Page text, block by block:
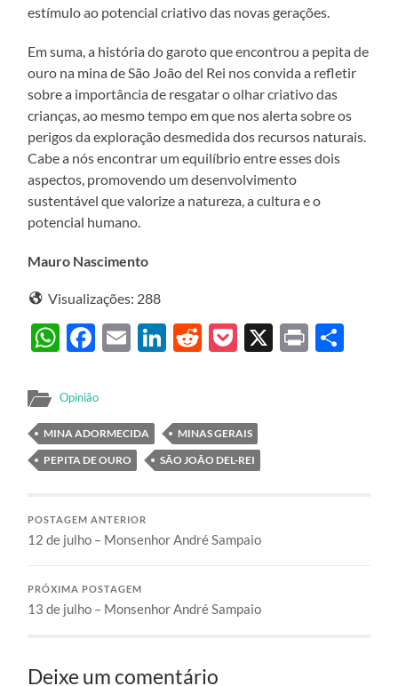
estímulo ao potencial criativo das novas gerações.
Em suma, a história do garoto que encontrou a pepita de
ouro na mina de São João del Rei nos convida a refletir
sobre a importância de resgatar o olhar criativo das
crianças, ao mesmo tempo em que nos alerta sobre os
perigos da exploração desmedida dos recursos naturais.
Cabe a nós encontrar um equilíbrio entre esses dois
aspectos, promovendo um desenvolvimento
sustentável que valorize a natureza, a cultura e o
potencial humano.
Mauro Nascimento
Visualizações: 288
WhatsApp
Facebook
EmailLinkedIn
Reddit
Pocket
X Print
Opinião
MINA ADORMECIDA
MINAS GERAIS
PEPITA DE OURO
SÃO JOÃO DEL-REI
POSTAGEM ANTERIOR
12 de julho – Monsenhor André Sampaio
PRÓXIMA POSTAGEM
13 de julho – Monsenhor André Sampaio
Deixe um comentário